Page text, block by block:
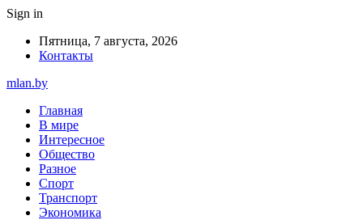
Sign in
Пятница, 7 августа, 2026
Контакты
mlan.by
Главная
В мире
Интересное
Общество
Разное
Спорт
Транспорт
Экономика